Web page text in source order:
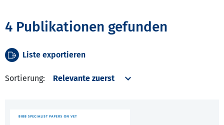
4 Publikationen gefunden
Liste exportieren
Sortierung: